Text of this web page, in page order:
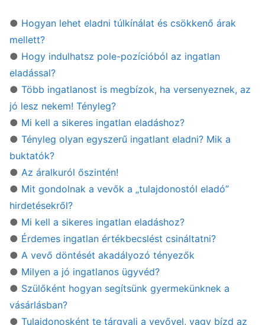
● Hogyan lehet eladni túlkínálat és csökkenő árak
mellett?
● Hogy indulhatsz pole-pozícióból az ingatlan
eladással?
● Több ingatlanost is megbízok, ha versenyeznek, az
jó lesz nekem! Tényleg?
● Mi kell a sikeres ingatlan eladáshoz?
● Tényleg olyan egyszerű ingatlant eladni? Mik a
buktatók?
● Az áralkuról őszintén!
● Mit gondolnak a vevők a „tulajdonostól eladó”
hirdetésekről?
● Mi kell a sikeres ingatlan eladáshoz?
● Érdemes ingatlan értékbecslést csináltatni?
● A vevő döntését akadályozó tényezők
● Milyen a jó ingatlanos ügyvéd?
● Szülőként hogyan segítsünk gyermekünknek a
vásárlásban?
● Tulajdonosként te tárgyalj a vevővel, vagy bízd az